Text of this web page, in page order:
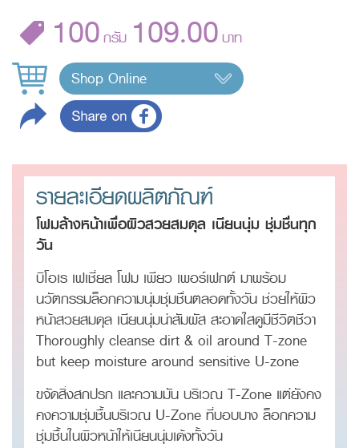
100กรัม 109.00บาท
Shop Online
รายละเอียดผลิตภัณฑ์
โฟมล้างหน้าเพื่อผิวสวยสมดุล เนียนนุ่ม ชุ่มชื่นทุก
วัน
บิโอเร เฟเชี่ยล โฟม เพียว เพอร์เฟกต์ มาพร้อม
นวัตกรรมล็อกความนุ่มชุ่มชื่นตลอดทั้งวัน ช่วยให้ผิว
หน้าสวยสมดุล เนียนนุ่มน่าสัมผัส สะอาดใสดูมีชีวิตชีวา
Thoroughly cleanse dirt & oil around T-zone
but keep moisture around sensitive U-zone
ขจัดสิ่งสกปรก และความมัน บริเวณ T-Zone แต่ยังคง
คงความชุ่มชื้นบริเวณ U-Zone ที่บอบบาง ล็อกความ
ชุ่มชื้นในผิวหน้าให้เนียนนุ่มเด้งทั้งวัน